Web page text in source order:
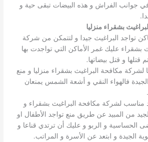
في جوانب الفراش و هذه البيضات تبقى حية و
بشقراء منزليا
تواجد البراغيث جيدا و لتتمكن من شركة
بشقراء عليك غمر الأماكن التي تواجدت بها
قتلها و قتل بيضاتها.
مكافحة البراغيث بشقراء منزليا و منع
الجيدة فالهواء النقي و أشعة الشمس يمنعان
مناسب لشركة مكافحة البراغيث بشقراء و
من المبيد عن طريق منع تواجد الأطفال او
الحساسية و الربو و عليك أن ترتدي قناعا و
الجيدة و ابتعد عن الأسرة و المراتب.